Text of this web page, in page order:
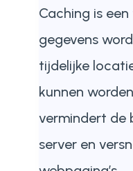
Caching is
gegevens
tijdelijke
kunnen
vermindert de
server en